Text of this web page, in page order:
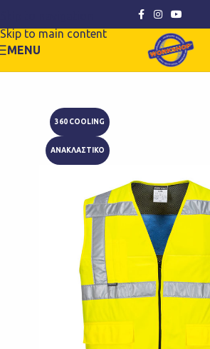
Skip to main content
MENU
360 COOLING
ΑΝΑΚΛΑΣΤΙΚΟ